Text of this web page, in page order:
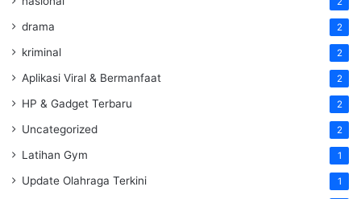
drama 2
kriminal 2
Aplikasi Viral & Bermanfaat 2
HP & Gadget Terbaru 2
Uncategorized 2
Latihan Gym 1
Update Olahraga Terkini 1